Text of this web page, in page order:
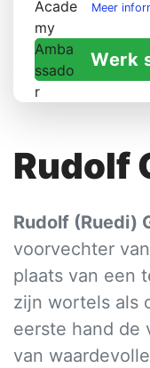
Meer
Werk
Rudolf
Rudolf (Ruedi)
voorvechter
plaats van een
zijn wortels als
eerste hand de
van